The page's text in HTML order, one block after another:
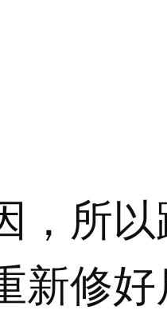
，所
新修